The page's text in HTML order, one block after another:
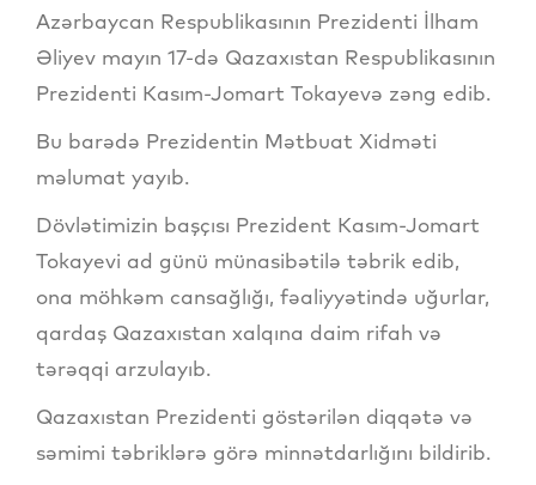
Azərbaycan Respublikasının Prezidenti İlham
Əliyev mayın 17-də Qazaxıstan Respublikasının
Prezidenti Kasım-Jomart Tokayevə zəng edib.
Bu barədə Prezidentin Mətbuat Xidməti
məlumat yayıb.
Dövlətimizin başçısı Prezident Kasım-Jomart
Tokayevi ad günü münasibətilə təbrik edib,
ona möhkəm cansağlığı, fəaliyyətində uğurlar,
qardaş Qazaxıstan xalqına daim rifah və
tərəqqi arzulayıb.
Qazaxıstan Prezidenti göstərilən diqqətə və
səmimi təbriklərə görə minnətdarlığını bildirib.